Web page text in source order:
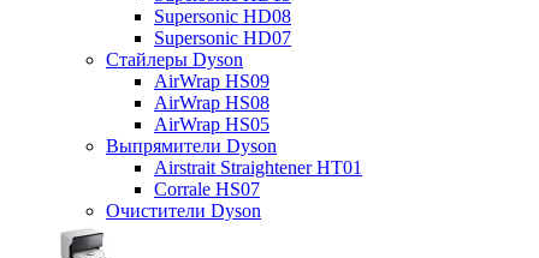
Supersonic HD08
Supersonic HD07
Стайлеры Dyson
AirWrap HS09
AirWrap HS08
AirWrap HS05
Выпрямители Dyson
Airstrait Straightener HT01
Corrale HS07
Очистители Dyson